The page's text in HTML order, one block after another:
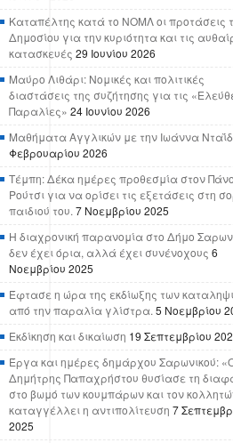
Καταπέλτης κατά το ΝΟΜΛ οι προτάσεις
Δημοσίου για την κυριότητα και τις
κατασκευές 29 Ιουνίου 2026
Μαύρο Λιθάρι: Νομικές και πολιτικές
διαστάσεις της συζήτησης για τις
Παραλίες» 24 Ιουνίου 2026
Μαθήματα Αγγλικών με την Ιωάννα
Φεβρουαρίου 2026
Τέμπη: Δέκα ημέρες προθεσμία στον Πάνο
Ρούτσι για να ορίσει τις εξετάσεις στη
παιδιού του. 7 Νοεμβρίου 2025
Η διαχρονική παρανομία στο Δήμο
δεν έχει όρια, αλλά έχει συνένοχους 6
Νοεμβρίου 2025
Έφτασε η ώρα της εκδίωξης των
από την παραλία γλίστρα. 5 Νοεμβρίου
Εκδίκηση και δικαίωση 19 Σεπτεμβρίου
Έργα και ημέρες δημάρχου Σαρωνικού:
Δημήτρης Παπαχρήστου θυσίασε τη
στο βωμό των κουμπάρων και τον
καταγγέλλει η αντιπολίτευση 7
2025